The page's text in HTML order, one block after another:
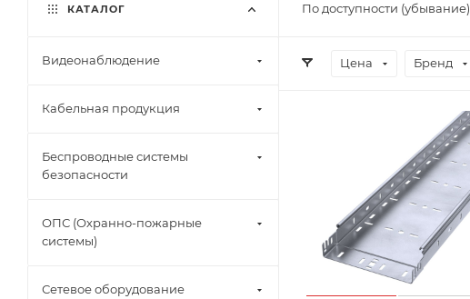
По доступности (убывание)
Цена Бренд
КАТАЛОГ
Видеонаблюдение
Кабельная продукция
Беспроводные системы
безопасности
ОПС (Охранно-пожарные
системы)
Сетевое оборудование